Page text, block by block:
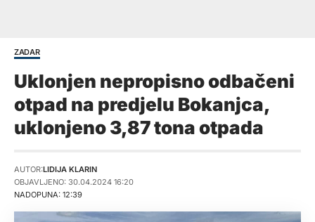
ZADAR
Uklonjen nepropisno odbačeni
otpad na predjelu Bokanjca,
uklonjeno 3,87 tona otpada
NADOPUNA: 12:39
AUTOR:LIDIJA KLARIN
OBJAVLJENO: 30.04.2024 16:20